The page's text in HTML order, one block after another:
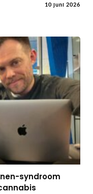
10 juni 2026
syndroom